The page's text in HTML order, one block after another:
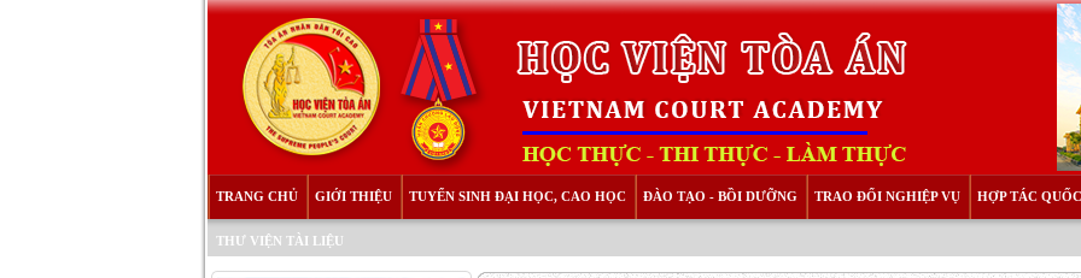
TRANG CHỦ GIỚI THIỆU TUYỂN SINH ĐẠI HỌC, CAO HỌC ĐÀO TẠO - BỒI DƯỠNG TRAO ĐỔI NGHIỆP VỤ HỢP TÁC
THƯ VIỆN TÀI LIỆU